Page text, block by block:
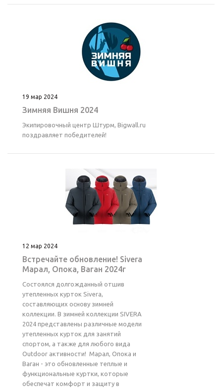
19 мар 2024
Зимняя Вишня 2024
Экипировочный центр Штурм, Bigwall.ru
поздравляет победителей!
12 мар 2024
Встречайте обновление! Sivera
Марал, Опока, Ваган 2024г
Состоялся долгожданный отшив
утепленных курток Sivera,
составляющих основу зимней
коллекции. В зимней коллекции SIVERA
2024 представлены различные модели
утепленных курток для занятий
спортом, а также для любого вида
Outdoor активности! Марал, Опока и
Ваган - это обновленные теплые и
функциональные куртки, которые
обеспечат комфорт и защиту в